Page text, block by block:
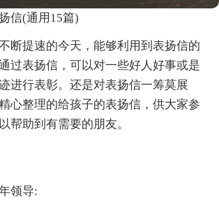
信(通用15篇)
断提速的今天，能够利用到表扬信的
过表扬信，可以对一些好人好事或是
进行表彰。还是对表扬信一筹莫展
心整理的给孩子的表扬信，供大家参
帮助到有需要的朋友。
领导: